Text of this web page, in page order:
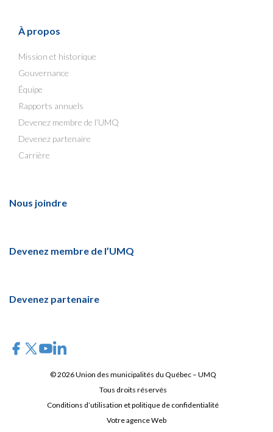
À propos
Mission et historique
Gouvernance
Équipe
Rapports annuels
Devenez membre de l’UMQ
Devenez partenaire
Carrière
Nous joindre
Devenez membre de l’UMQ
Devenez partenaire
© 2026 Union des municipalités du Québec – UMQ
Tous droits réservés
Conditions d’utilisation et politique de confidentialité
Votre agence Web